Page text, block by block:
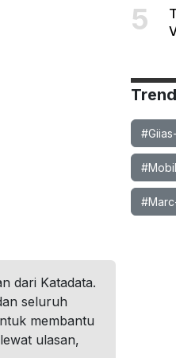
5
dari Katadata.
seluruh
membantu
ulasan,